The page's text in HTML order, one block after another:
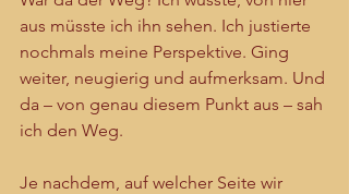
aus müsste ich ihn sehen. Ich justierte
nochmals meine Perspektive. Ging
weiter, neugierig und aufmerksam. Und
da – von genau diesem Punkt aus – sah
ich den Weg.
Je nachdem, auf welcher Seite wir